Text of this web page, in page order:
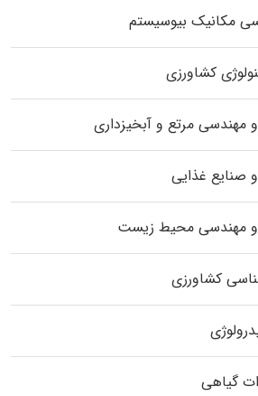
مکانیک بیوسیستم
کشاورزی
مهندسی مرتع و آبخیزداری
صنایع غذایی
و مهندسی محیط زیست
کشاورزی
گیاهی